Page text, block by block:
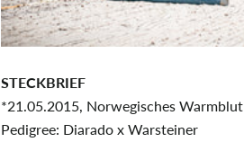
STECKBRIEF
*21.05.2015, Norwegisches Warmblut
Pedigree: Diarado x Warsteiner